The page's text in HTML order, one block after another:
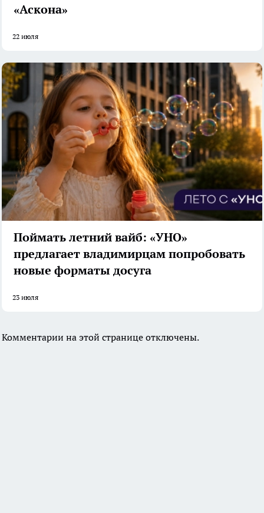
«Аскона»
22 июля
Поймать летний вайб: «УНО»
предлагает владимирцам попробовать
новые форматы досуга
23 июля
Комментарии на этой странице отключены.